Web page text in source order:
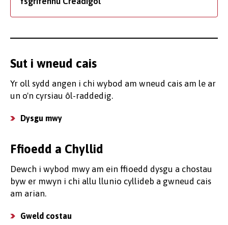
Sut i wneud cais
Yr oll sydd angen i chi wybod am wneud cais am le ar
un o'n cyrsiau ôl-raddedig.
Dysgu mwy
Ffioedd a Chyllid
Dewch i wybod mwy am ein ffioedd dysgu a chostau
byw er mwyn i chi allu llunio cyllideb a gwneud cais
am arian.
Gweld costau